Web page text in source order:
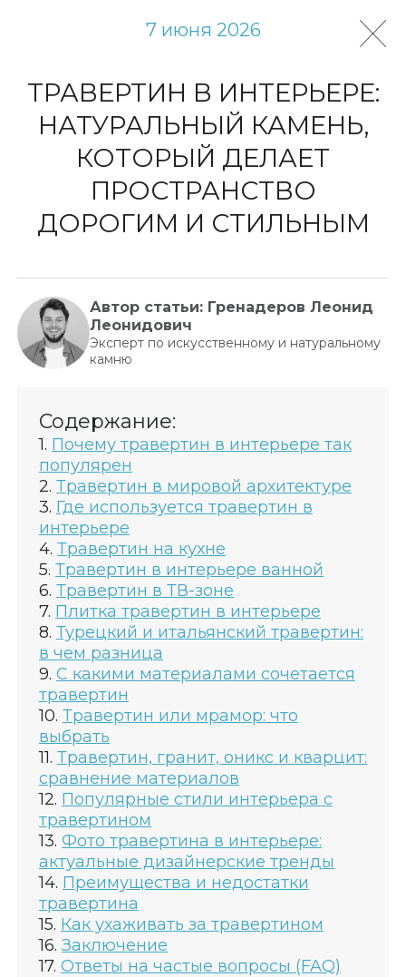
7 июня 2026
ТРАВЕРТИН В ИНТЕРЬЕРЕ:
НАТУРАЛЬНЫЙ КАМЕНЬ,
КОТОРЫЙ ДЕЛАЕТ
ПРОСТРАНСТВО
ДОРОГИМ И СТИЛЬНЫМ
Автор статьи: Гренадеров Леонид
Леонидович
Эксперт по искусственному и натуральному
камню
Содержание:
Почему травертин в интерьере так
популярен
Травертин в мировой архитектуре
Где используется травертин в
интерьере
Травертин на кухне
Травертин в интерьере ванной
Травертин в ТВ-зоне
Плитка травертин в интерьере
Турецкий и итальянский травертин:
в чем разница
С какими материалами сочетается
травертин
Травертин или мрамор: что
выбрать
Травертин, гранит, оникс и кварцит:
сравнение материалов
Популярные стили интерьера с
травертином
Фото травертина в интерьере:
актуальные дизайнерские тренды
Преимущества и недостатки
травертина
Как ухаживать за травертином
Заключение
Ответы на частые вопросы (FAQ)